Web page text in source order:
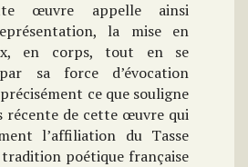
œuvre appelle ainsi
la mise en
en corps, tout en se
sa force d’évocation
ce que souligne
récente de cette œuvre qui
l’affiliation du Tasse
poétique française